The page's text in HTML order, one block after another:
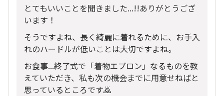
とてもいいことを聞きました...!!ありがとうござ
います！
そうですよね、長く綺麗に着れるために、お手入
れのハードルが低いことは大切ですよね。
お食事...終了式で「着物エプロン」なるものを教
えていただき、私も次の機会までに用意せねばと
思っているところです🙇